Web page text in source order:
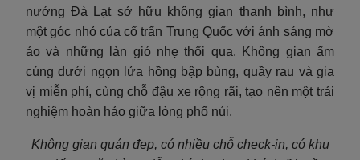
nướng Đà Lạt sở hữu không gian thanh bình, như
một góc nhỏ của cổ trấn Trung Quốc với ánh sáng mờ
ảo và những làn gió nhẹ thổi qua. Không gian ấm
cúng dưới ngọn lửa hồng bập bùng, quầy rau và gia
vị miễn phí, cùng chỗ đậu xe rộng rãi, tạo nên một trải
nghiệm hoàn hảo giữa lòng phố núi.
Không gian quán đẹp, có nhiều chỗ check-in, có khu